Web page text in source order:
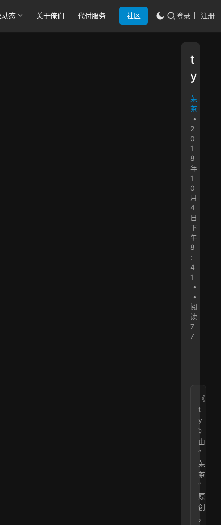
动态 关于俺们 代付服务 社区 登录 注册
t
y
茉
茶
•
2
0
1
8
年
1
0
月
4
日
下
午
8
:
4
1
•
•
阅
读
7
7
《
t
y
》
由
“
茉
茶
”
原
创
，